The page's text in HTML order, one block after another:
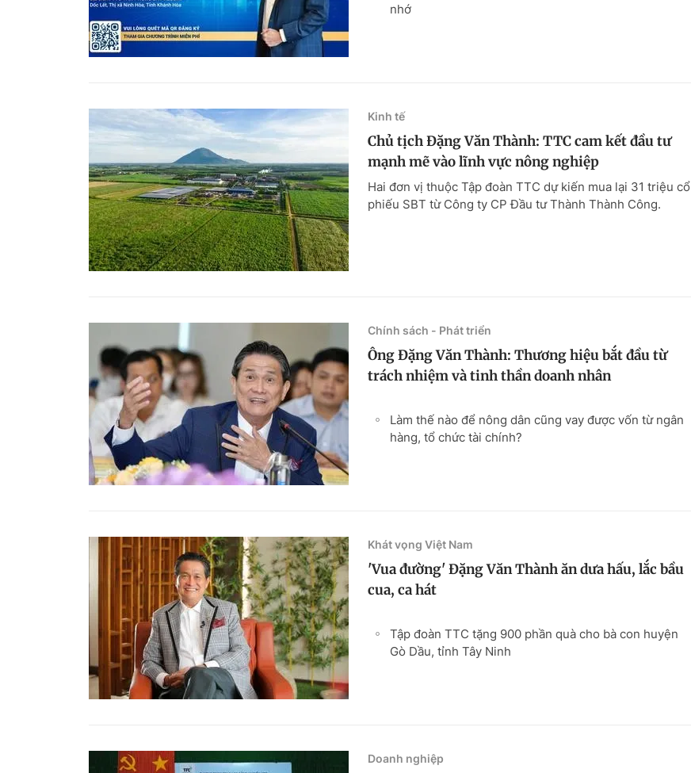
nhớ
Kinh tế
Chủ tịch Đặng Văn Thành: TTC cam kết đầu tư
mạnh mẽ vào lĩnh vực nông nghiệp
Hai đơn vị thuộc Tập đoàn TTC dự kiến mua lại 31 triệu cổ
phiếu SBT từ Công ty CP Đầu tư Thành Thành Công.
Chính sách - Phát triển
Ông Đặng Văn Thành: Thương hiệu bắt đầu từ
trách nhiệm và tinh thần doanh nhân
Làm thế nào để nông dân cũng vay được vốn từ ngân
hàng, tổ chức tài chính?
Khát vọng Việt Nam
'Vua đường' Đặng Văn Thành ăn dưa hấu, lắc bầu
cua, ca hát
Tập đoàn TTC tặng 900 phần quà cho bà con huyện
Gò Dầu, tỉnh Tây Ninh
Doanh nghiệp